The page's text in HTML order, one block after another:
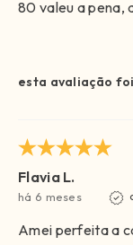
80 valeu a pena,
esta avaliação
Flavia L.
há 6 meses
Amei perfeita a